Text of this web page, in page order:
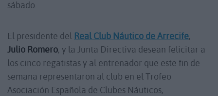
sábado.
El presidente del Real Club Náutico de Arrecife,
Julio Romero, y la Junta Directiva desean felicitar a
los cinco regatistas y al entrenador que este fin de
semana representaron al club en el Trofeo
Asociación Española de Clubes Náuticos,